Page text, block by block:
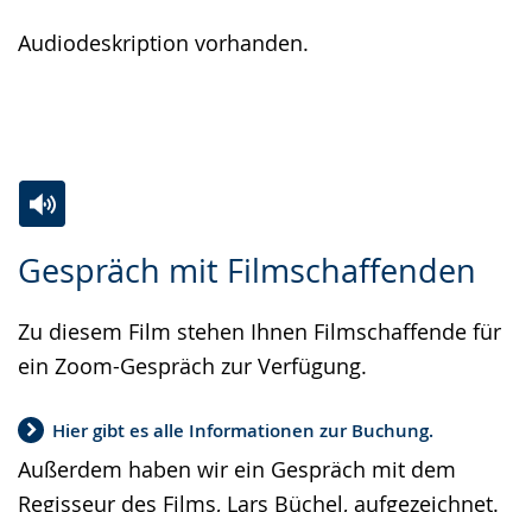
Audiodeskription vorhanden.
Gespräch mit Filmschaffenden
Zu diesem Film stehen Ihnen Filmschaffende für
ein Zoom-Gespräch zur Verfügung.
Hier gibt es alle Informationen zur Buchung.
Außerdem haben wir ein Gespräch mit dem
Regisseur des Films, Lars Büchel, aufgezeichnet.
Leichten
wechseln.
Audio-
Video
Deutscher
Gebärdensprache
wird
angezeigt.